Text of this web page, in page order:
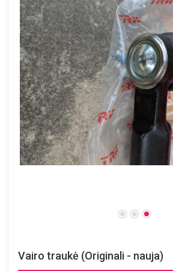
Vairo traukė (Originali - nauja)